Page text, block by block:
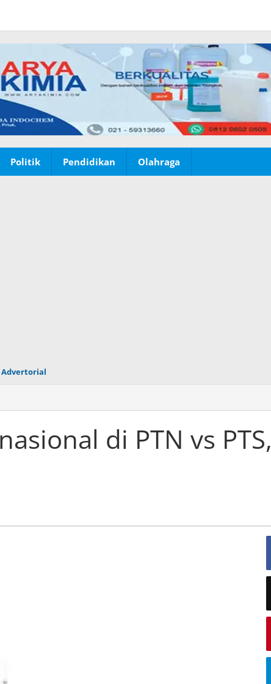
Politik Pendidikan Olahraga
Advertorial
di PTN vs PTS,